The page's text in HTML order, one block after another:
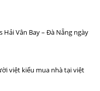
Vân Bay – Đà Nẵng ngày
việt kiểu mua nhà tại việt